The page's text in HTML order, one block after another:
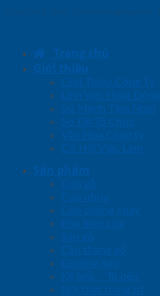
Trang chủ
Giới thiệu
Giới Thiệu Công Ty
Lĩnh Vực Hoạt Động
Sứ Mệnh Tầm Nhìn
Sơ Đồ Tổ Chức
Văn Hóa Công ty
Cơ Hội Việc Làm
Sản phẩm
Cửa gỗ
Cửa nhựa
Cửa chống cháy
Phụ kiện cửa
Sàn gỗ
Cầu thang gỗ
Giường ngủ
Kệ bếp – Tủ bếp
Nội thất trang trí